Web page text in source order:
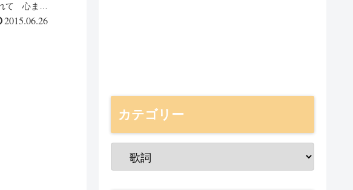
て 心まで
2015.06.26
カテゴリー